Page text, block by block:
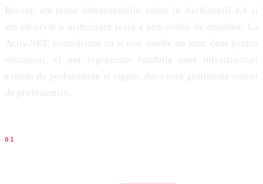
Recent, am testat imbunatatirile aduse in Archinstall 4.4 si
am observat o maturizare reala a procesului de instalare. La
Activ.NET, consideram ca aceste unelte nu sunt doar pentru
entuziasti, ci pot reprezenta fundatia unei infrastructuri
extrem de performante si sigure, daca sunt gestionate corect
de profesionisti.